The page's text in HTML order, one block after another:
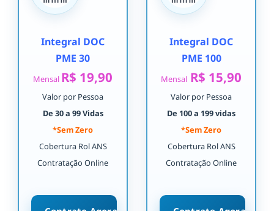
Integral DOC
PME 30
Mensal R$ 19,90
Valor por Pessoa
De 30 a 99 Vidas
*Sem Zero
Cobertura Rol ANS
Contratação Online
Integral DOC
PME 100
Mensal R$ 15,90
Valor por Pessoa
De 100 a 199 vidas
*Sem Zero
Cobertura Rol ANS
Contratação Online